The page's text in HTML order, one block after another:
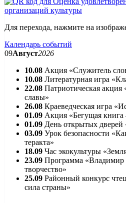
Для перехода, нажмите на
Календарь событий
09Август2026
10.08 Акция «Служитель
10.08 Литературная игра
22.08 Патриотическая
славы»
26.08 Краеведческая игра
01.09 Акция «Бегущая книга
01.09 День открытых дверей
03.09 Урок безопасности
теракта»
18.09 Час экокультуры
23.09 Программа «Владимир
творчество»
25.09 Районный конкурс
сила страны»